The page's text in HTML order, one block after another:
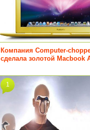
Компания Computer-
сделала золотой Macbook
1